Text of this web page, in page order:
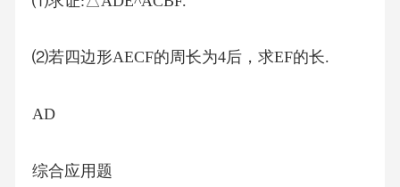
⑵若四边形AECF的周长为4后，求EF的长.
AD
综合应用题